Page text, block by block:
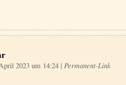
2023 um 14:24 | Permanent-Link